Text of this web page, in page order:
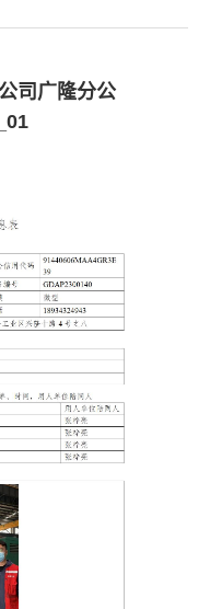
司广隆分公